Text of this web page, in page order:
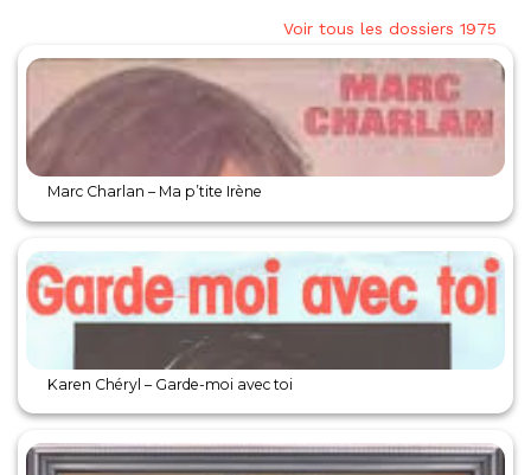
Voir tous les dossiers 1975
Marc Charlan – Ma p’tite Irène
Karen Chéryl – Garde-moi avec toi